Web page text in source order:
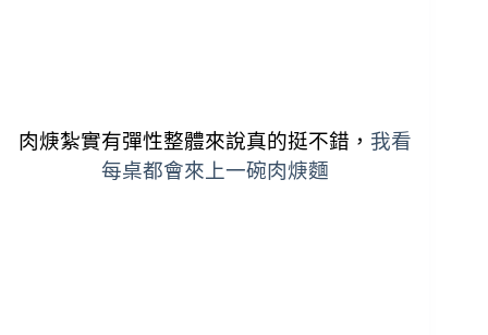
肉焿紮實有彈性整體來說真的挺不錯， 我看
每桌都會來上一碗肉焿麵